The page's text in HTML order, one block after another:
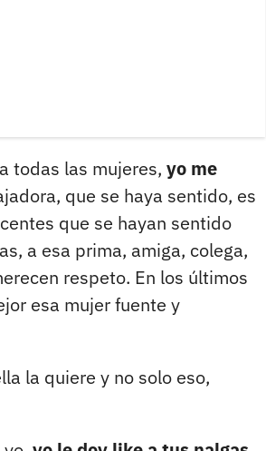
todas las mujeres, yo me
que se haya sentido, es
que se hayan sentido
a esa prima, amiga, colega,
respeto. En los últimos
esa mujer fuente y
la quiere y no solo eso,